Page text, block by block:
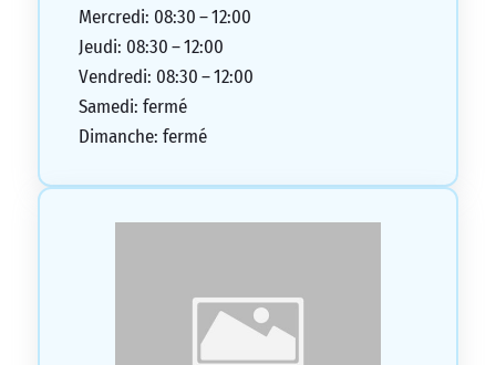
Mercredi: 08:30 – 12:00
Jeudi: 08:30 – 12:00
Vendredi: 08:30 – 12:00
Samedi: fermé
Dimanche: fermé